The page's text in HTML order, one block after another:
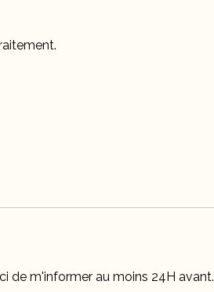
de m'informer au moins 24H avant.